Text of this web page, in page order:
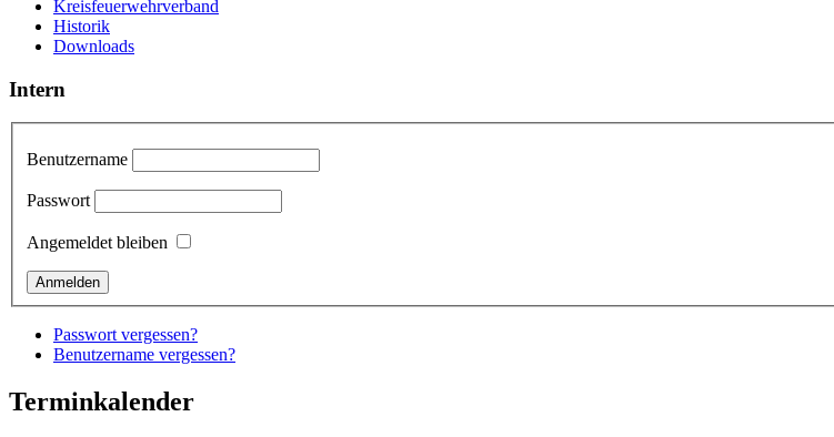
Kreisfeuerwehrverband
Historik
Downloads
Intern
Benutzername
Passwort
Angemeldet bleiben
Passwort vergessen?
Benutzername vergessen?
Terminkalender